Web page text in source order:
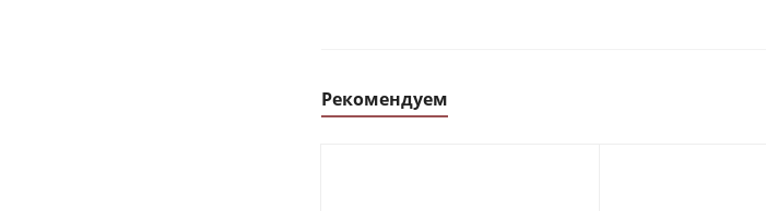
Рекомендуем